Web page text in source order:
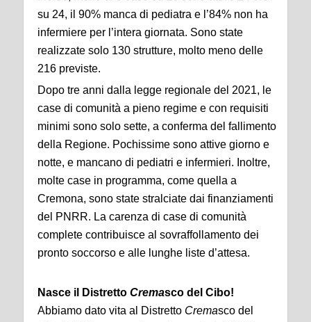
su 24, il 90% manca di pediatra e l’84% non ha
infermiere per l’intera giornata. Sono state
realizzate solo 130 strutture, molto meno delle
216 previste.
Dopo tre anni dalla legge regionale del 2021, le
case di comunità a pieno regime e con requisiti
minimi sono solo sette, a conferma del fallimento
della Regione. Pochissime sono attive giorno e
notte, e mancano di pediatri e infermieri. Inoltre,
molte case in programma, come quella a
Cremona, sono state stralciate dai finanziamenti
del PNRR. La carenza di case di comunità
complete contribuisce al sovraffollamento dei
pronto soccorso e alle lunghe liste d’attesa.
Nasce il Distretto Cremasco del Cibo!
Abbiamo dato vita al Distretto Cremasco del